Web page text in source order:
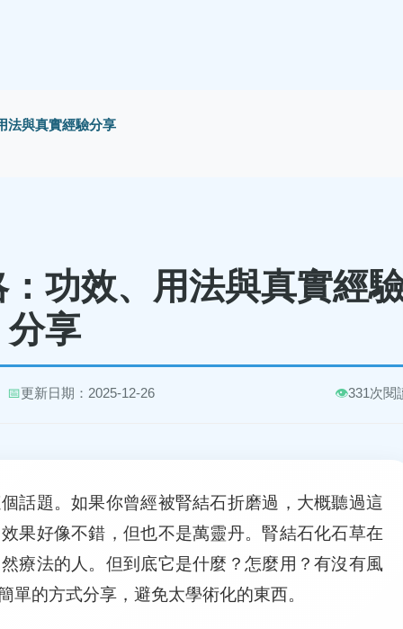
法與真實經驗分享
功效、用法與真實經
分享
📅更新日期：2025-12-26 👁️331次閱
話題。如果你曾經被腎結石折磨過，大概聽過這
果好像不錯，但也不是萬靈丹。腎結石化石草在
療法的人。但到底它是什麼？怎麼用？有沒有風
的方式分享，避免太學術化的東西。